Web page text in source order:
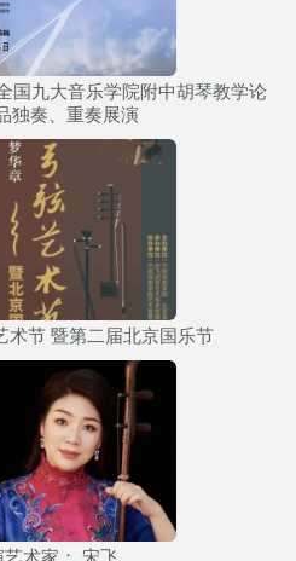
国九大音乐学院附中胡琴教学论
独奏、重奏展演
术节 暨第二届北京国乐节